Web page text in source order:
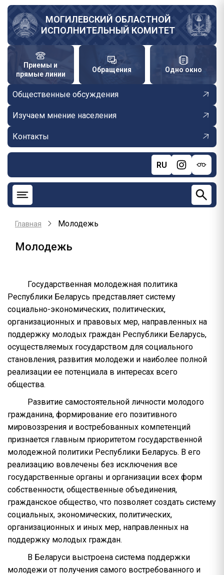
Перейти
основному
содержанию
МОГИЛЕВСКИЙ ОБЛАСТНОЙ
ИСПОЛНИТЕЛЬНЫЙ КОМИТЕТ
Приемы и
прямые линии
Обращения Одно окно
Общественные обсуждения
Изучаем мнение населения
Контакты
RU
Главная Молодежь
Молодежь
Государственная молодежная политика
Республики Беларусь представляет систему
социально-экономических, политических,
организационных и правовых мер, направленных на
поддержку молодых граждан Республики Беларусь,
осуществляемых государством для социального
становления, развития молодежи и наиболее полной
реализации ее потенциала в интересах всего
общества.
Развитие самостоятельной личности молодого
гражданина, формирование его позитивного
мировоззрения и востребованных компетенций
признается главным приоритетом государственной
молодежной политики Республики Беларусь. В его
реализацию вовлечены без исключения все
государственные органы и организации всех форм
собственности, общественные объединения,
гражданское общество, что позволяет создать систему
социальных, экономических, политических,
организационных и иных мер, направленных на
поддержку молодых граждан.
В Беларуси выстроена система поддержки
молодежи от получения самого востребованного и